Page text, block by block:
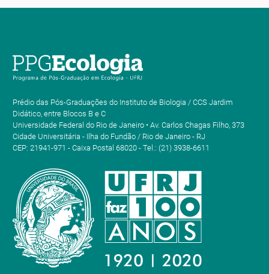
Prédio das Pós-Graduações do Instituto de Biologia / CCS Jardim
Didático, entre Blocos B e C
Universidade Federal do Rio de Janeiro • Av. Carlos Chagas Filho, 373
Cidade Universitária - Ilha do Fundão / Rio de Janeiro - RJ
CEP: 21941-971 - Caixa Postal 68020 - Tel.: (21) 3938-6611